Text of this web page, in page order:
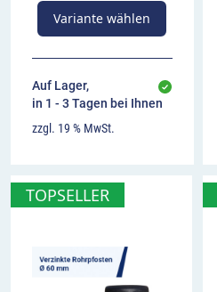
Variante wählen
Auf Lager,
in 1 - 3 Tagen bei Ihnen
zzgl. 19 % MwSt.
TOPSELLER